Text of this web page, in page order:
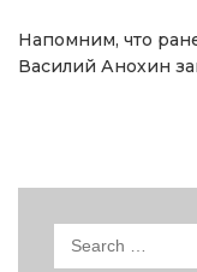
Напомним, что
Василий Анохин
Search